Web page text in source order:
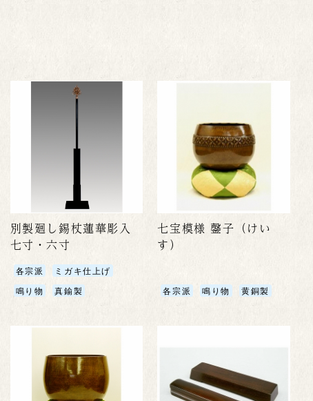
別製廻し錫杖蓮華彫入
七寸・六寸
各宗派
ミガキ仕上げ
鳴り物
真鍮製
七宝模様 鏧子（けい
す）
各宗派 鳴り物 黄銅製